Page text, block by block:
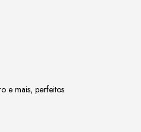
e mais, perfeitos